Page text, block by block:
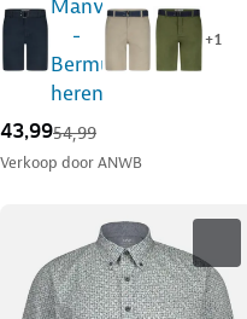
+1
43,9954,99
Verkoop doorANWB